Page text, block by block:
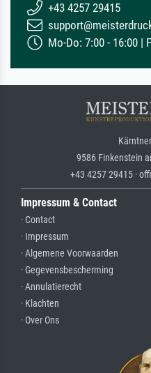
+43 4257 29415
Mo-Do: 7:00 - 16:00 |
9586 Finkenstein
+43 4257 29415 ·
Impressum & Contact
· Contact
· Impressum
· Algemene Voorwaarden
· Gegevensbescherming
· Annulatierecht
· Klachten
· Over Ons